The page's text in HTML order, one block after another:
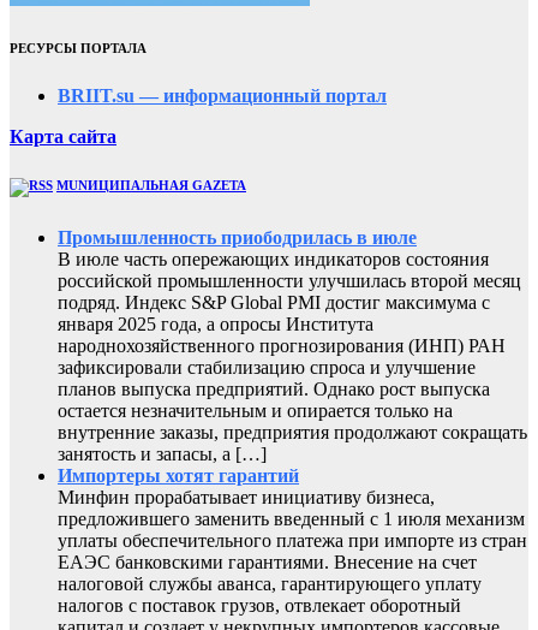
РЕСУРСЫ ПОРТАЛА
BRIIT.su — информационный портал
Карта сайта
MUNИЦИПАЛЬНАЯ GAZЕТА
Промышленность приободрилась в июле
В июле часть опережающих индикаторов состояния
российской промышленности улучшилась второй месяц
подряд. Индекс S&P Global PMI достиг максимума с
января 2025 года, а опросы Института
народнохозяйственного прогнозирования (ИНП) РАН
зафиксировали стабилизацию спроса и улучшение
планов выпуска предприятий. Однако рост выпуска
остается незначительным и опирается только на
внутренние заказы, предприятия продолжают сокращать
занятость и запасы, а […]
Импортеры хотят гарантий
Минфин прорабатывает инициативу бизнеса,
предложившего заменить введенный с 1 июля механизм
уплаты обеспечительного платежа при импорте из стран
ЕАЭС банковскими гарантиями. Внесение на счет
налоговой службы аванса, гарантирующего уплату
налогов с поставок грузов, отвлекает оборотный